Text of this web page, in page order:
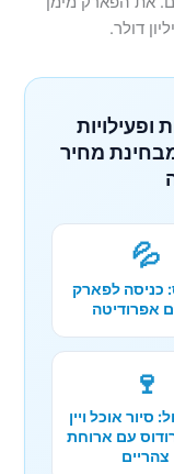
ופעילויות
מחיר
💦
כניסה לפארק
אפרודיטה
🍷
סיור אוכל ויין
עם ארוחת
צהריים